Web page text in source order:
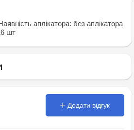
аплікатора: без аплікатора
шт
Додати відгук